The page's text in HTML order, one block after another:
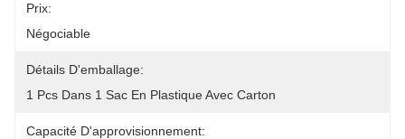
Prix:
Négociable
Détails D'emballage:
1 Pcs Dans 1 Sac En Plastique Avec Carton
Capacité D'approvisionnement: